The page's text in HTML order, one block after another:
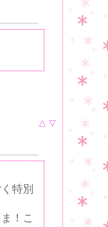
△ ▽
特別
！こ